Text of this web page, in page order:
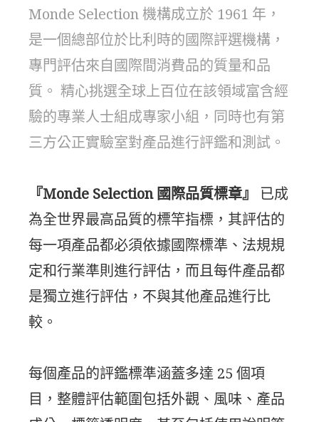
Monde Selection 機構成立於 1961 年，
是一個總部位於比利時的國際評選機構，
專門評估來自國際間消費品的質量和品
質。 精心挑選全球上百位在該領域富含經
驗的專業人士組成專家小組，同時也有第
三方公正實驗室對產品進行評鑑和測試。
『Monde Selection 國際品質標章』
已成
為全世界最高品質的標竿指標，其評估的
每一項產品都必須依據國際標準、法規規
定和行業準則進行評估，而且每件產品都
是獨立進行評估，不與其他產品進行比
較。
每個產品的評鑑標準涵蓋多達 25 個項
目，整體評估範圍包括外觀、風味、產品